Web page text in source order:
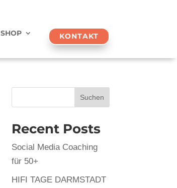
SHOP KONTAKT
Suchen
Recent Posts
Social Media Coaching
für 50+
HIFI TAGE DARMSTADT